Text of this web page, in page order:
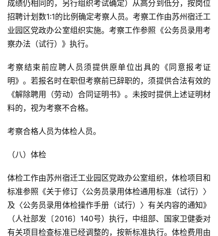
成绩仍相同的，另行组织考试确定）从高分到低分，按岗位
招聘计划数1:1的比例确定考察人员。考察工作由苏州宿迁工
业园区党政办公室组织实施。考察工作参照《公务员录用考
察办法（试行）》执行。
考察结束前应聘人员须提供原单位出具的《同意报考证
明》。若报名时在职但考察前已辞职的，须提供合法有效的
《解除聘用（劳动）合同证明书》。未按时提供上述证明材
料的，视为考察不合格。
考察合格人员为体检人员。
（八）体检
体检工作由苏州宿迁工业园区党政办公室组织，体检项目和
标准参照《关于修订〈公务员录用体检通用标准（试行）〉
及〈公务员录用体检操作手册（试行）〉有关内容的通知》
（人社部发〔2016〕140号）执行，中组部、国家卫健委对
有关项目检查标准已经调整的，按新标准执行。体检费用由